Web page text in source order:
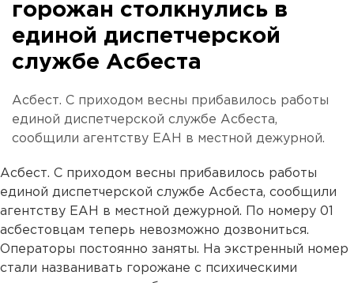
горожан столкнулись в
единой диспетчерской
службе Асбеста
Асбест. С приходом весны прибавилось работы
единой диспетчерской службе Асбеста,
сообщили агентству ЕАН в местной дежурной.
Асбест. С приходом весны прибавилось работы
единой диспетчерской службе Асбеста, сообщили
агентству ЕАН в местной дежурной. По номеру 01
асбестовцам теперь невозможно дозвониться.
Операторы постоянно заняты. На экстренный номер
стали названивать горожане с психическими